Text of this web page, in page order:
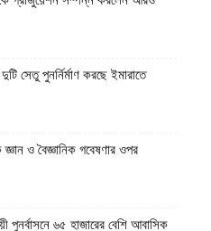
সেতু পুনর্নির্মাণ করছে ইমারাতে
ও বৈজ্ঞানিক গবেষণার ওপর
পুনর্বাসনে ৬৫ হাজারের বেশি আবাসিক